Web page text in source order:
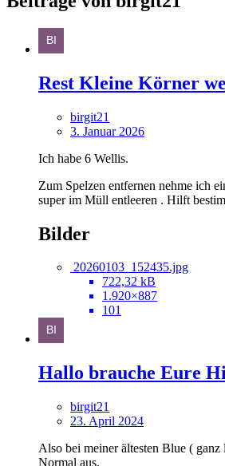
Rest Kleine Körner
birgit21
3. Januar 2026
Ich habe 6 Wellis.
Zum Spelzen entfernen nehme ich
super im Müll entleeren . Hilft
Bilder
20260103_152435.jpg
722,32 kB
1.920×887
101
Hallo brauche Eure
birgit21
23. April 2024
Also bei meiner ältesten Blue (
Normal aus.